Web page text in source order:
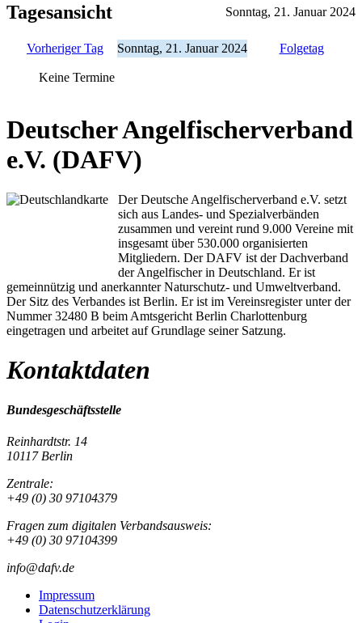
Tagesansicht Sonntag, 21. Januar 2024
Vorheriger Tag Sonntag, 21. Januar 2024 Folgetag
Keine Termine
Deutscher Angelfischerverband
e.V. (DAFV)
Der Deutsche Angelfischerverband e.V. setzt
sich aus Landes- und Spezialverbänden
zusammen und vereint rund 9.000 Vereine mit
insgesamt über 530.000 organisierten
Mitgliedern. Der DAFV ist der Dachverband
der Angelfischer in Deutschland. Er ist
gemeinnützig und anerkannter Naturschutz- und Umweltverband.
Der Sitz des Verbandes ist Berlin. Er ist im Vereinsregister unter der
Nummer 32480 B beim Amtsgericht Berlin Charlottenburg
eingetragen und arbeitet auf Grundlage seiner Satzung.
Kontaktdaten
Bundesgeschäftsstelle
Reinhardtstr. 14
10117 Berlin
Zentrale:
+49 (0) 30 97104379
Fragen zum digitalen Verbandsausweis:
+49 (0) 30 97104399
info@dafv.de
Impressum
Datenschutzerklärung